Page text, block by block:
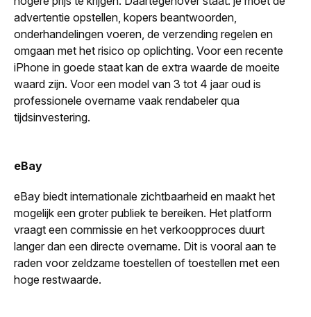
advertentie opstellen, kopers beantwoorden,
onderhandelingen voeren, de verzending regelen en
omgaan met het risico op oplichting. Voor een recente
iPhone in goede staat kan de extra waarde de moeite
waard zijn. Voor een model van 3 tot 4 jaar oud is
professionele overname vaak rendabeler qua
tijdsinvestering.
eBay
eBay biedt internationale zichtbaarheid en maakt het
mogelijk een groter publiek te bereiken. Het platform
vraagt een commissie en het verkoopproces duurt
langer dan een directe overname. Dit is vooral aan te
raden voor zeldzame toestellen of toestellen met een
hoge restwaarde.